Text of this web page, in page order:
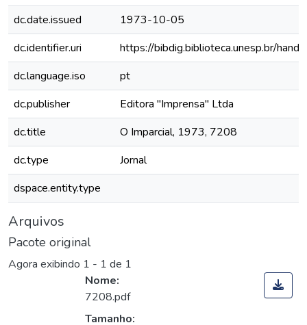
dc.date.issued
1973-10-05
dc.identifier.uri
https://bibdig.biblioteca.unesp.br/
dc.language.iso
pt
dc.publisher
Editora "Imprensa" Ltda
dc.title
O Imparcial, 1973, 7208
dc.type
Jornal
dspace.entity.type
Arquivos
Pacote original
Agora exibindo 1 - 1 de 1
Nome:
7208.pdf
Tamanho: